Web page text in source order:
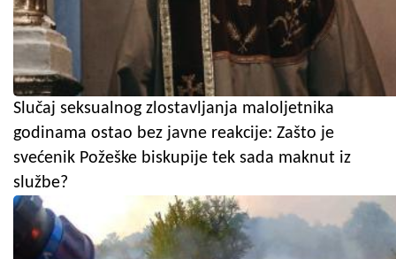
Slučaj seksualnog zlostavljanja maloljetnika
godinama ostao bez javne reakcije: Zašto je
svećenik Požeške biskupije tek sada maknut iz
službe?